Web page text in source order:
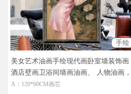
手绘
美女艺术油画手绘现代画卧室墙装饰画
酒店壁画卫浴间墙画油画、
人物油画，
实物拍摄，现货图片，在线支付，全国
A：120*60CM画芯